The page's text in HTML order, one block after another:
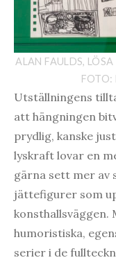
ALAN FAULDS,
FOTO:
Utställningens
att hängningen
prydlig, kanske
lyskraft lovar en
gärna sett mer av
jättefigurer som
konsthallsväggen.
humoristiska,
serier i de